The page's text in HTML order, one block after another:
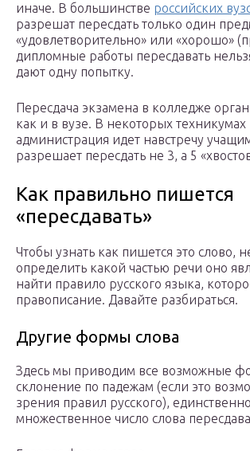
иначе. В большинстве российских
разрешат пересдать только один
«удовлетворительно» или «хорошо»
дипломные работы пересдавать
дают одну попытку.
Пересдача экзамена в колледже
как и в вузе. В некоторых техникумах
администрация идет навстречу
разрешает пересдать не 3, а 5
Как правильно пишется
«пересдавать»
Чтобы узнать как пишется это слово,
определить какой частью речи оно
найти правило русского языка,
правописание. Давайте разбираться.
Другие формы слова
Здесь мы приводим все возможные
склонение по падежам (если это
зрения правил русского),
множественное число слова